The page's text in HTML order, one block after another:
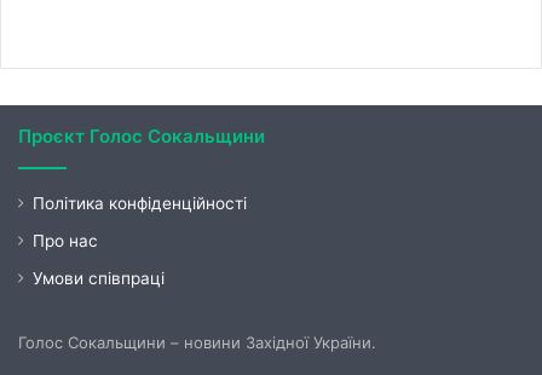
Проєкт Голос Сокальщини
Політика конфіденційності
Про нас
Умови співпраці
Голос Сокальщини – новини Західної України.